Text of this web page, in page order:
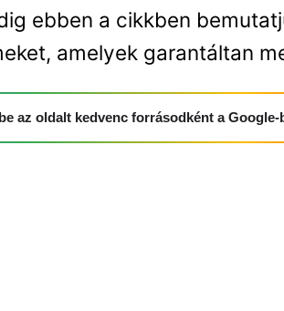
ebben a cikkben
amelyek garantáltan
az oldalt kedvenc forrásodként a Google-